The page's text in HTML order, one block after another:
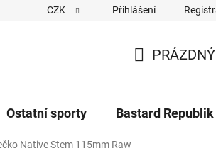
Cookies Kontakty Napiště nám
CZK Přihlášení
KOŠÍK
Ostatní sporty Bastard
Native Stem 115mm Raw